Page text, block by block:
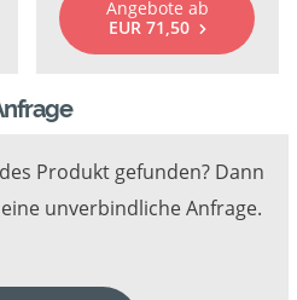
Angebote ab
EUR 71,50
Produkt gefunden? Dann
unverbindliche Anfrage.